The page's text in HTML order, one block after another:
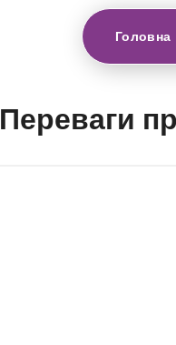
Головна
Переваги